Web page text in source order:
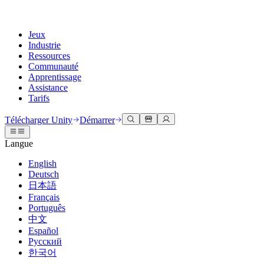
Jeux
Industrie
Ressources
Communauté
Apprentissage
Assistance
Tarifs
Moteur Unity
Créez des jeux 2D et 3D pour n'importe quelle plateforme
Collaboration
Collaborez et itérez rapidement avec votre équipe
Télécharger Unity
Offres et tarifs
Déployez
Multiplateforme
Collaboration 3D
Construisez et révisez des projets 3D en temps réel
Formation immersive
Entraînez-vous dans des environnements immersifs
Expériences client
Créez des expériences interactives 3D
Secteurs
Fabrication
Documentation
Outils de développement
Versions de publication et suivi des problèmes
Feuille de route
Examiner les fonctionnalités à venir
Glossaire
Discussions
Événements
Événements mondiaux et locaux
Histoires de la communauté
Made with Unity
Mise en avant des créateurs Unity
Unity Learn
Maîtrisez les compétences Unity gratuitement
Formation professionnelle
Améliorez votre équipe avec des formateurs Unity
Vous découvrez Unity ?
Démarrer
Démarrez votre apprentissage
Parcours essentiels Unity
Obtenir de l'aide
Vous aider à réussir avec Unity
Plans de succès
Atteignez vos objectifs plus rapidement avec un support expert
FAQ
Réponses aux questions courantes
Contactez-nous.
Connectez-vous avec notre équipe
Télécharger Unity Démarrer
Langue
English
Deutsch
日本語
Français
Português
中文
Español
Русский
한국어